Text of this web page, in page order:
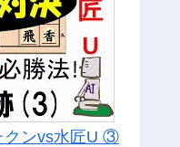
クンvs水匠U ③